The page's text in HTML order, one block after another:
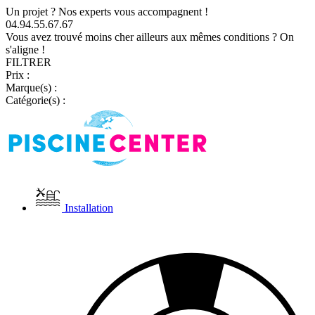
Un projet ? Nos experts vous accompagnent !
04.94.55.67.67
Vous avez trouvé moins cher ailleurs aux mêmes conditions ? On
s'aligne !
FILTRER
Prix :
Marque(s) :
Catégorie(s) :
Installation